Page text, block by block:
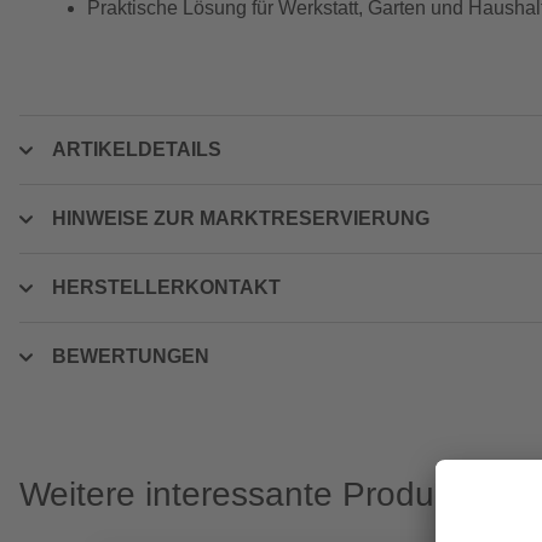
Praktische Lösung für Werkstatt, Garten und
ARTIKELDETAILS
HINWEISE ZUR MARKTRESERVIERUNG
HERSTELLERKONTAKT
BEWERTUNGEN
Weitere interessante Produkte